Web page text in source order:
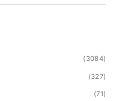
(3084)
(327)
(71)